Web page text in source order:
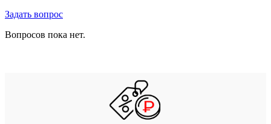
Задать вопрос
Вопросов пока нет.